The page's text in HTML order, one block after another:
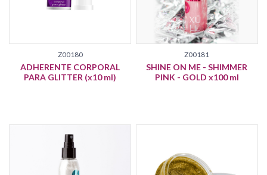
Z00180
ADHERENTE CORPORAL
PARA GLITTER (x10 ml)
Z00181
SHINE ON ME - SHIMMER
PINK - GOLD x100 ml